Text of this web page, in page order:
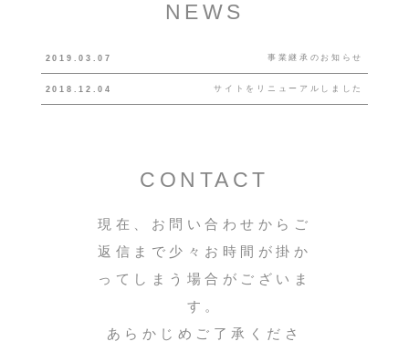
NEWS
2019.03.07 事業継承のお知らせ
2018.12.04 サイトをリニューアルしました
CONTACT
現在、お問い合わせからご
返信まで少々お時間が掛か
ってしまう場合がございま
す。
あらかじめご了承くださ